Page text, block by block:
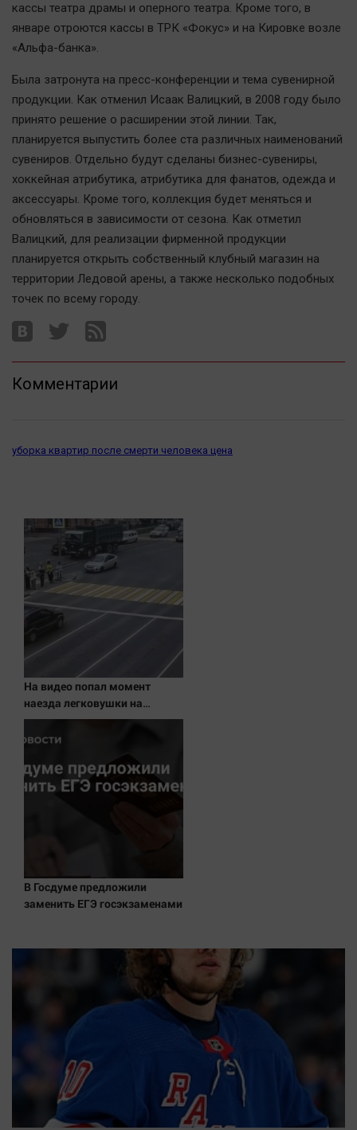
Конкурс
Народная журналистика
Обсуждаем
Отдых
Последняя инстанция
Светская жизнь
Тенденции
кассы театра драмы и оперного театра. Кроме того, в
январе отроются кассы в ТРК «Фокус» и на Кировке возле
«Альфа-банка».
Была затронута на пресс-конференции и тема сувенирной
продукции. Как отменил Исаак Валицкий, в 2008 году было
принято решение о расширении этой линии. Так,
планируется выпустить более ста различных наименований
сувениров. Отдельно будут сделаны бизнес-сувениры,
хоккейная атрибутика, атрибутика для фанатов, одежда и
аксессуары. Кроме того, коллекция будет меняться и
обновляться в зависимости от сезона. Как отметил
Валицкий, для реализации фирменной продукции
планируется открыть собственный клубный магазин на
территории Ледовой арены, а также несколько подобных
точек по всему городу.
Комментарии
уборка квартир после смерти человека цена
На видео попал момент
наезда легковушки на
пешеходов, где пострадали
минимум восемь человек
В Госдуме предложили
заменить ЕГЭ госэкзаменами